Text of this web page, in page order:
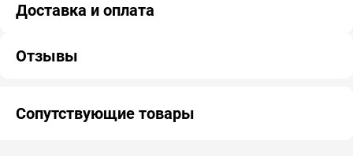
Доставка и оплата
Отзывы
Сопутствующие товары